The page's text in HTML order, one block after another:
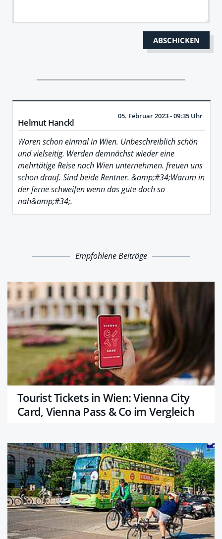
Helmut Hanckl
05. Februar 2023 - 09:35 Uhr
Waren schon einmal in Wien. Unbeschreiblich schön
und vielseitig. Werden demnächst wieder eine
mehrtätige Reise nach Wien unternehmen. freuen uns
schon drauf. Sind beide Rentner. &amp;#34;Warum in
der ferne schweifen wenn das gute doch so
nah&amp;#34;.
Empfohlene Beiträge
Tourist Tickets in Wien: Vienna City
Card, Vienna Pass & Co im Vergleich